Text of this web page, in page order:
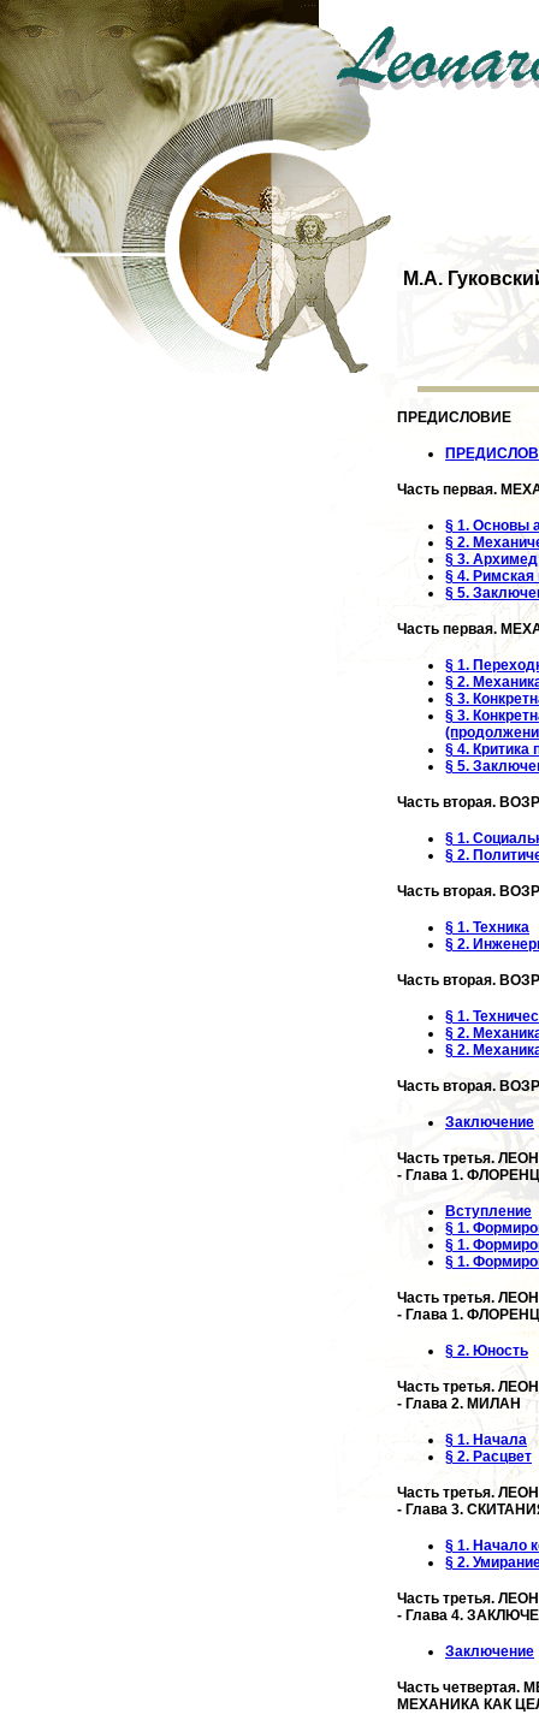
М.А.
ПРЕДИСЛОВИЕ
Часть первая.
§ 1. Основы
§ 2.
§ 3. Архимед
§ 4. Римская
§ 5.
Часть первая.
§ 1.
§ 2.
§ 3.
§ 3.
§ 4. Критика
§ 5.
Часть вторая.
§ 1.
§ 2.
Часть вторая.
§ 1. Техника
§ 2.
Часть вторая.
§ 1.
§ 2.
§ 2.
Часть вторая.
Заключение
Часть третья.
- Глава 1.
Вступление
§ 1.
§ 1.
§ 1.
Часть третья.
- Глава 1.
§ 2. Юность
Часть третья.
- Глава 2. МИЛАН
§ 1. Начала
§ 2. Расцвет
Часть третья.
- Глава 3.
§ 1. Начало
§ 2.
Часть третья.
- Глава 4.
Заключение
Часть
МЕХАНИКА КАК